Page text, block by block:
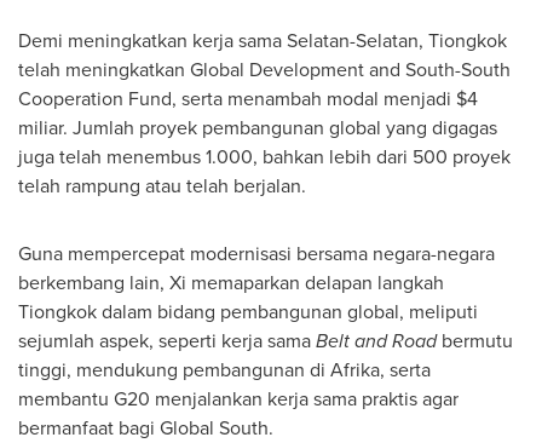
Demi meningkatkan kerja sama Selatan-Selatan, Tiongkok
telah meningkatkan Global Development and South-South
Cooperation Fund, serta menambah modal menjadi $4
miliar. Jumlah proyek pembangunan global yang digagas
juga telah menembus 1.000, bahkan lebih dari 500 proyek
telah rampung atau telah berjalan.
Guna mempercepat modernisasi bersama negara-negara
berkembang lain, Xi memaparkan delapan langkah
Tiongkok dalam bidang pembangunan global, meliputi
sejumlah aspek, seperti kerja samaBelt and Roadbermutu
tinggi, mendukung pembangunan di Afrika, serta
membantu G20 menjalankan kerja sama praktis agar
bermanfaat bagi Global South.